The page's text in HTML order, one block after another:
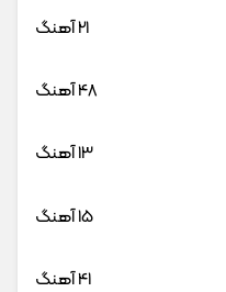
21 آهنگ
48 آهنگ
13 آهنگ
15 آهنگ
41 آهنگ